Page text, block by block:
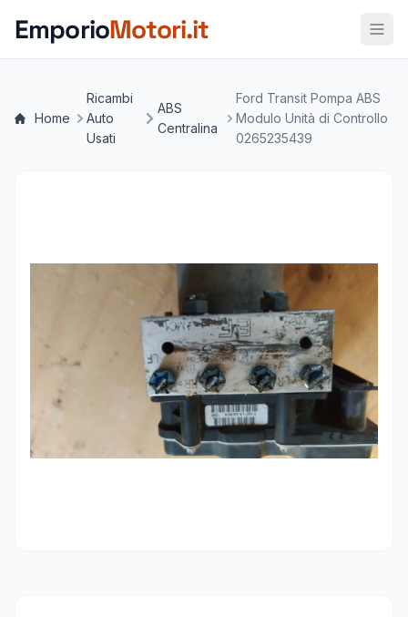
EmporioMotori.it
Home
Ricambi
Auto
Usati
ABS
Centralina
Ford Transit Pompa ABS
Modulo Unità di Controllo
0265235439